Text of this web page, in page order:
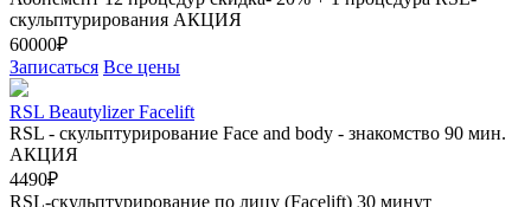
скульптурирования АКЦИЯ
60000₽
Записаться Все цены
RSL Beautylizer Facelift
RSL - скульптурирование Face and body - знакомство 90 мин.
АКЦИЯ
4490₽
RSL-скульптурирование по лицу (Facelift) 30 минут